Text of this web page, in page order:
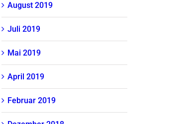
August 2019
Juli 2019
Mai 2019
April 2019
Februar 2019